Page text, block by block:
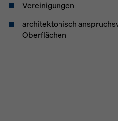
Vereinigungen
architektonisch
Oberflächen